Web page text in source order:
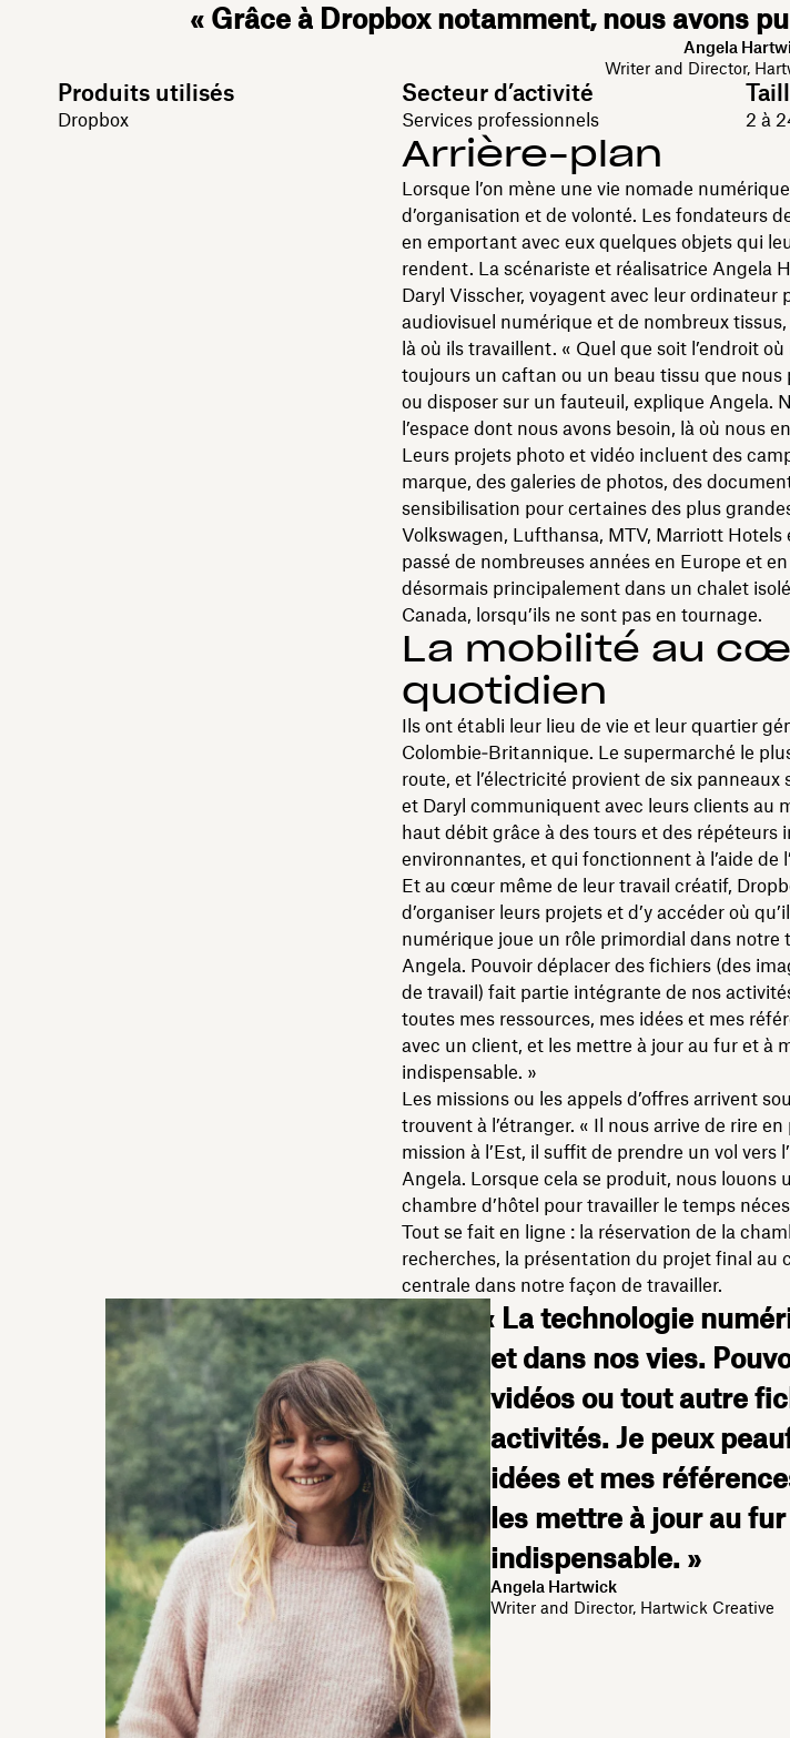
« Grâce à Dropbox notamment, nous avons
Angela
Writer and Director,
Produits utilisés
Dropbox
Secteur d’activité
Services professionnels 2 à
Arrière-plan
Lorsque l’on mène une vie nomade
d’organisation et de volonté. Les fondateurs
en emportant avec eux quelques objets qui
rendent. La scénariste et réalisatrice Angela
Daryl Visscher, voyagent avec leur
audiovisuel numérique et de nombreux
là où ils travaillent. « Quel que soit l’endroit
toujours un caftan ou un beau tissu que nous
ou disposer sur un fauteuil, explique Angela.
l’espace dont nous avons besoin, là où nous
Leurs projets photo et vidéo incluent des
marque, des galeries de photos, des
sensibilisation pour certaines des plus
Volkswagen, Lufthansa, MTV, Marriott Hotels
passé de nombreuses années en Europe et
désormais principalement dans un chalet
Canada, lorsqu’ils ne sont pas en tournage.
La mobilité au
quotidien
Ils ont établi leur lieu de vie et leur quartier
Colombie‑Britannique. Le supermarché le
route, et l’électricité provient de six
et Daryl communiquent avec leurs clients au
haut débit grâce à des tours et des
environnantes, et qui fonctionnent à l’aide de
Et au cœur même de leur travail créatif,
d’organiser leurs projets et d’y accéder où
numérique joue un rôle primordial dans notre
Angela. Pouvoir déplacer des fichiers (des
de travail) fait partie intégrante de nos
toutes mes ressources, mes idées et mes
avec un client, et les mettre à jour au fur et à
indispensable. »
Les missions ou les appels d’offres arrivent
trouvent à l’étranger. « Il nous arrive de rire
mission à l’Est, il suffit de prendre un vol vers
Angela. Lorsque cela se produit, nous louons
chambre d’hôtel pour travailler le temps
Tout se fait en ligne : la réservation de la
recherches, la présentation du projet final au
centrale dans notre façon de travailler.
« La technologie
et dans nos vies.
vidéos ou tout autre
activités. Je peux
idées et mes
les mettre à jour au
indispensable. »
Angela Hartwick
Writer and Director, Hartwick Creative